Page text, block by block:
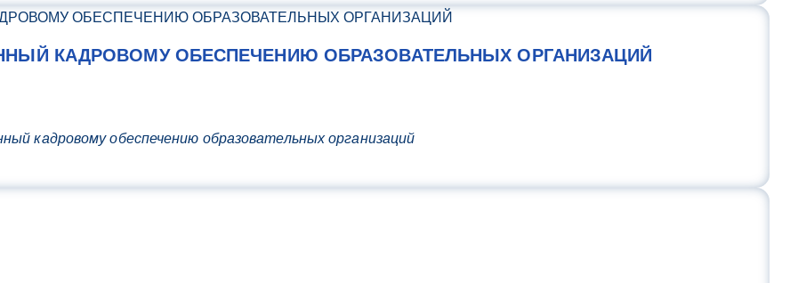
КАДРОВОМУ ОБЕСПЕЧЕНИЮ ОБРАЗОВАТЕЛЬНЫХ ОРГАНИЗАЦИЙ
кадровому обеспечению образовательных организаций